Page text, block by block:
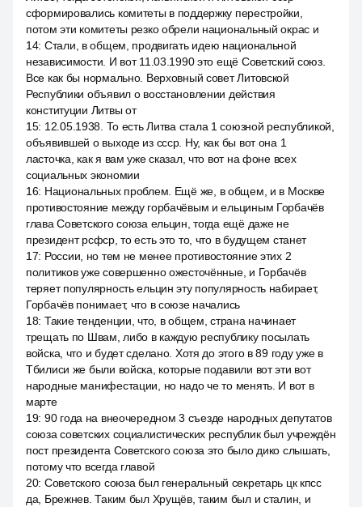
сформировались комитеты в поддержку перестройки,
потом эти комитеты резко обрели национальный окрас и
14: Стали, в общем, продвигать идею национальной
независимости. И вот 11.03.1990 это ещё Советский союз.
Все как бы нормально. Верховный совет Литовской
Республики объявил о восстановлении действия
конституции Литвы от
15: 12.05.1938. То есть Литва стала 1 союзной республикой,
объявившей о выходе из ссср. Ну, как бы вот она 1
ласточка, как я вам уже сказал, что вот на фоне всех
социальных экономии
16: Национальных проблем. Ещё же, в общем, и в Москве
противостояние между горбачёвым и ельциным Горбачёв
глава Советского союза ельцин, тогда ещё даже не
президент рсфср, то есть это то, что в будущем станет
17: России, но тем не менее противостояние этих 2
политиков уже совершенно ожесточённые, и Горбачёв
теряет популярность ельцин эту популярность набирает,
Горбачёв понимает, что в союзе начались
18: Такие тенденции, что, в общем, страна начинает
трещать по Швам, либо в каждую республику посылать
войска, что и будет сделано. Хотя до этого в 89 году уже в
Тбилиси же были войска, которые подавили вот эти вот
народные манифестации, но надо че то менять. И вот в
марте
19: 90 года на внеочередном 3 съезде народных депутатов
союза советских социалистических республик был учреждён
пост президента Советского союза это было дико слышать,
потому что всегда главой
20: Советского союза был генеральный секретарь цк кпсс
да, Брежнев. Таким был Хрущёв, таким был и сталин, и